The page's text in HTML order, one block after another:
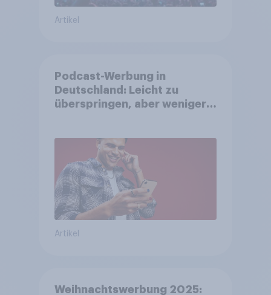
Artikel
Podcast-Werbung in
Deutschland: Leicht zu
überspringen, aber weniger
Artikel
Weihnachtswerbung 2025: